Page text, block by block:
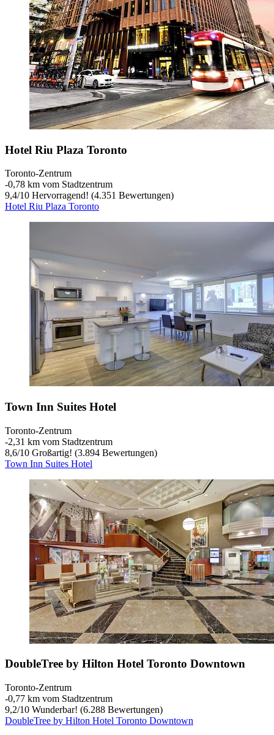
Hotel Riu Plaza Toronto
Toronto-Zentrum
‐0,78 km vom Stadtzentrum
9,4/10 Hervorragend! (4.351 Bewertungen)
Hotel Riu Plaza Toronto
Town Inn Suites Hotel
Toronto-Zentrum
‐2,31 km vom Stadtzentrum
8,6/10 Großartig! (3.894 Bewertungen)
Town Inn Suites Hotel
DoubleTree by Hilton Hotel Toronto Downtown
Toronto-Zentrum
‐0,77 km vom Stadtzentrum
9,2/10 Wunderbar! (6.288 Bewertungen)
DoubleTree by Hilton Hotel Toronto Downtown